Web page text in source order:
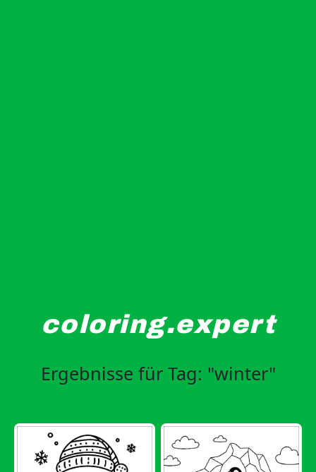
coloring.expert
Ergebnisse für Tag: "winter"